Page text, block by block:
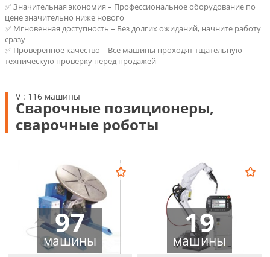
✅ Значительная экономия – Профессиональное оборудование по
цене значительно ниже нового
✅ Мгновенная доступность – Без долгих ожиданий, начните работу
сразу
✅ Проверенное качество – Все машины проходят тщательную
техническую проверку перед продажей
V : 116 машины
Сварочные позиционеры,
сварочные роботы
97
машины
19
машины